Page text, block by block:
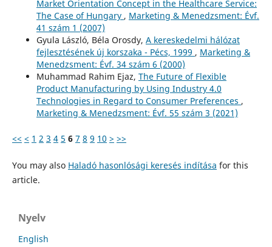
Market Orientation Concept in the Healthcare Service:
The Case of Hungary , Marketing & Menedzsment: Évf.
41 szám 1 (2007)
Gyula László, Béla Orosdy, A kereskedelmi hálózat
fejlesztésének új korszaka - Pécs, 1999 , Marketing &
Menedzsment: Évf. 34 szám 6 (2000)
Muhammad Rahim Ejaz, The Future of Flexible
Product Manufacturing by Using Industry 4.0
Technologies in Regard to Consumer Preferences ,
Marketing & Menedzsment: Évf. 55 szám 3 (2021)
<< < 1 2 3 4 5 6 7 8 9 10 > >>
You may also Haladó hasonlósági keresés indítása for this
article.
Nyelv
English